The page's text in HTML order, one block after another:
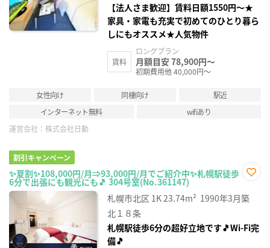
【法人さま歓迎】賃料日額1550円～★
家具・家電も充実で初めてのひとり暮ら
しにもオススメ★人気物件
賃料
ロングプラン
月額目安 78,900円～
初期費用他 40,000円～
女性向け 同棲向け
駅近
インターネット無料
wifiあり
運営会社： 株式会社日動
割引キャンペーン
✨夏割✨108,000円/月⇒93,000円/月でご紹介中✨札幌駅徒歩
6分で出張にも観光にも🎵 304号室(No.361147)
に入
り登
札幌市北区 1K23.74m² 1990年3月築
北１８条
札幌駅徒歩6分の超好立地です🎵Wi-Fi完
備🎵